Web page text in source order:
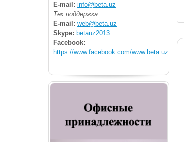
E-mail: info@beta.uz
Тех.поддержка:
E-mail: web@beta.uz
Skype: betauz2013
Facebook:
https://www.facebook.com/www.beta.uz